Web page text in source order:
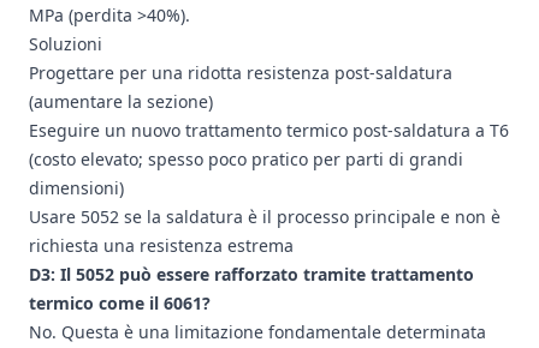
MPa (perdita >40%).
Soluzioni
Progettare per una ridotta resistenza post-saldatura
(aumentare la sezione)
Eseguire un nuovo trattamento termico post-saldatura a T6
(costo elevato; spesso poco pratico per parti di grandi
dimensioni)
Usare 5052 se la saldatura è il processo principale e non è
richiesta una resistenza estrema
D3: Il 5052 può essere rafforzato tramite trattamento
termico come il 6061?
No. Questa è una limitazione fondamentale determinata